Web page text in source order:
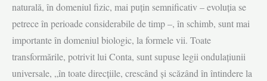
naturală, în domeniul fizic, mai puțin semnificativ – evoluția se
petrece în perioade considerabile de timp –, în schimb, sunt mai
importante în domeniul biologic, la formele vii. Toate
transformările, potrivit lui Conta, sunt supuse legii ondulațiunii
universale, „în toate direcțiile, crescând și scăzând în întindere la